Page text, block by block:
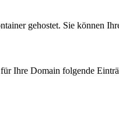
gehostet. Sie können
Ihre Domain folgende